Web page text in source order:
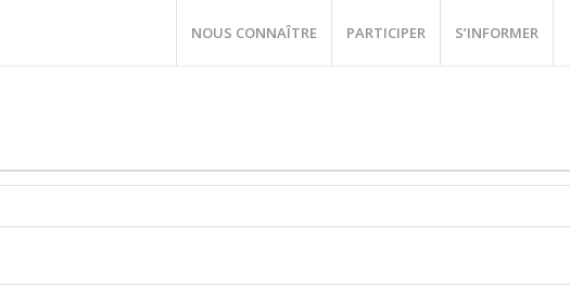
NOUS CONNAÎTRE PARTICIPER S’INFORMER